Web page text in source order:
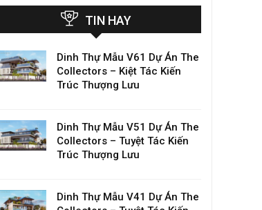
TIN HAY
Dinh Thự Mẫu V61 Dự Án The
Collectors – Kiệt Tác Kiến
Trúc Thượng Lưu
Dinh Thự Mẫu V51 Dự Án The
Collectors – Tuyệt Tác Kiến
Trúc Thượng Lưu
Dinh Thự Mẫu V41 Dự Án The